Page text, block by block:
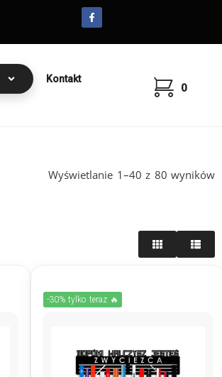
Kontakt
0
Wyświetlanie 1–40 z 80 wyników
-30% tylko teraz 🔥